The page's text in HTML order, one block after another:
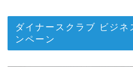
ダイナースクラブ ビジネ
ンペーン